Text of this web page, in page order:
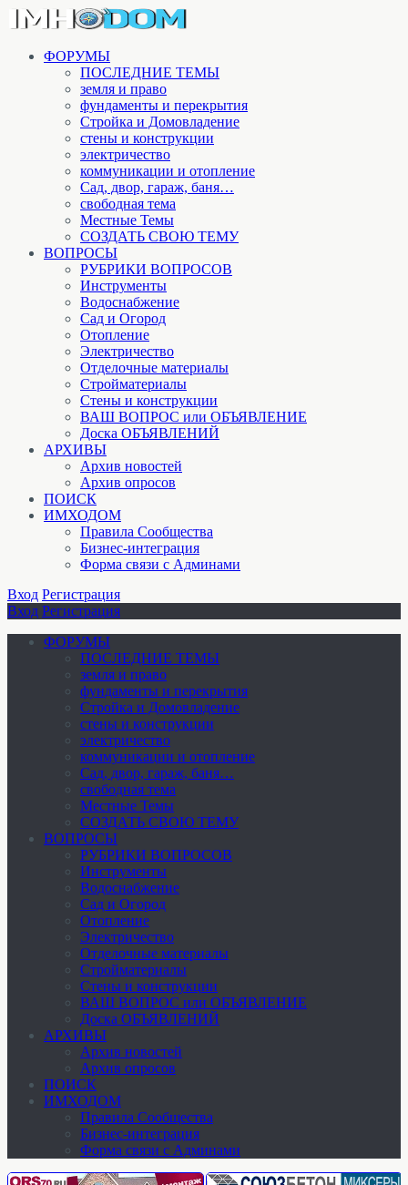
ФОРУМЫ
ПОСЛЕДНИЕ ТЕМЫ
земля и право
фундаменты и перекрытия
Стройка и Домовладение
стены и конструкции
электричество
коммуникации и отопление
Cад, двор, гараж, баня…
свободная тема
Местные Темы
СОЗДАТЬ СВОЮ ТЕМУ
ВОПРОСЫ
РУБРИКИ ВОПРОСОВ
Инструменты
Водоснабжение
Сад и Огород
Отопление
Электричество
Отделочные материалы
Стройматериалы
Стены и конструкции
ВАШ ВОПРОС или ОБЪЯВЛЕНИЕ
Доска ОБЪЯВЛЕНИЙ
АРХИВЫ
Архив новостей
Архив опросов
ПОИСК
ИМХОДОМ
Правила Сообщества
Бизнес-интеграция
Форма связи с Админами
Вход Регистрация
Вход Регистрация
ФОРУМЫ
ПОСЛЕДНИЕ ТЕМЫ
земля и право
фундаменты и перекрытия
Стройка и Домовладение
стены и конструкции
электричество
коммуникации и отопление
Cад, двор, гараж, баня…
свободная тема
Местные Темы
СОЗДАТЬ СВОЮ ТЕМУ
ВОПРОСЫ
РУБРИКИ ВОПРОСОВ
Инструменты
Водоснабжение
Сад и Огород
Отопление
Электричество
Отделочные материалы
Стройматериалы
Стены и конструкции
ВАШ ВОПРОС или ОБЪЯВЛЕНИЕ
Доска ОБЪЯВЛЕНИЙ
АРХИВЫ
Архив новостей
Архив опросов
ПОИСК
ИМХОДОМ
Правила Сообщества
Бизнес-интеграция
Форма связи с Админами